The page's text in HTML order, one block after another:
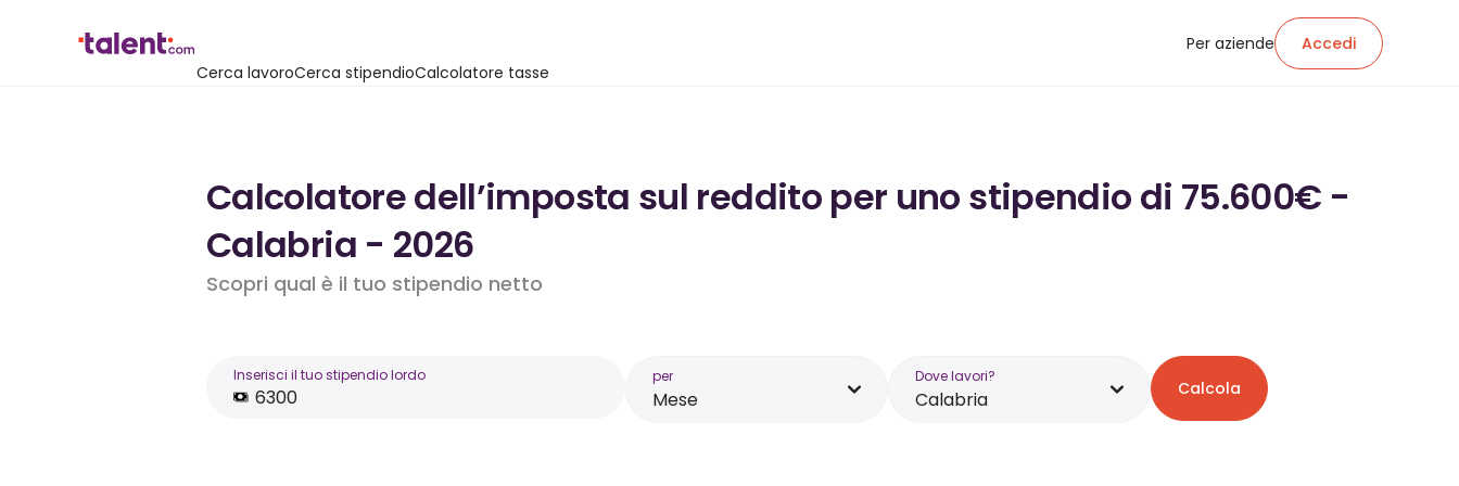
Cerca lavoroCerca stipendioCalcolatore tasse
Per aziende Accedi
Calcolatore dell’imposta sul reddito per uno stipendio di 75.600€ -
Calabria - 2026
Scopri qual è il tuo stipendio netto
Inserisci il tuo stipendio lordo per
Mese
Dove lavori?
Calabria Calcola